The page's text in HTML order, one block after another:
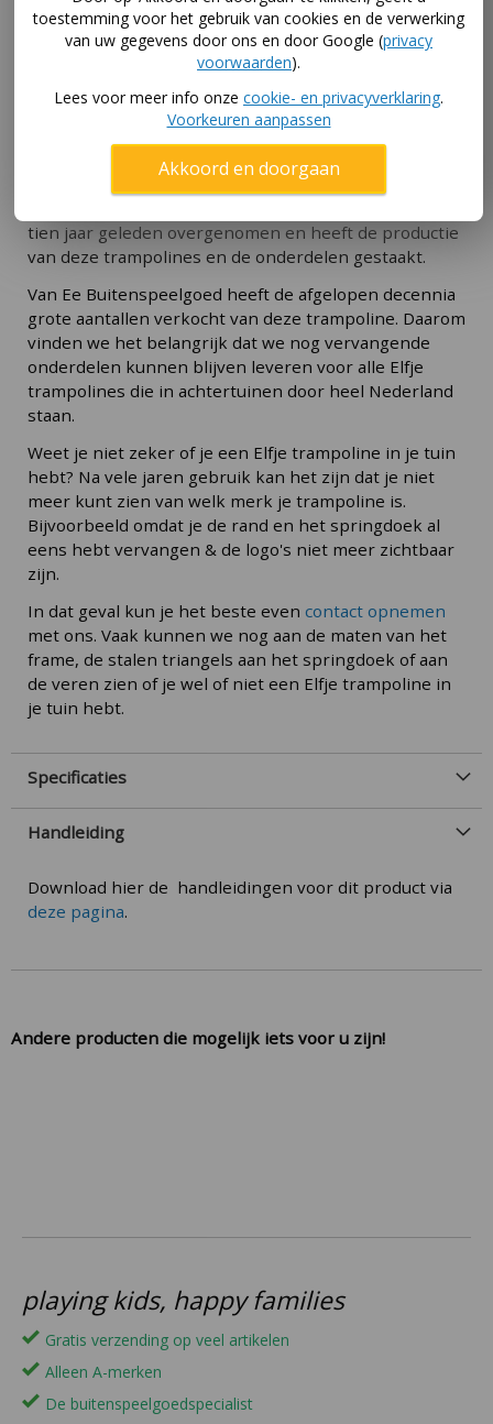
Zo zag een Elfje trampoline
er uit
Elfje logo op rand
trampoline
De Elfje trampolines zijn jarenlang geproduceerd door
tien jaar geleden overgenomen en heeft de productie
van deze trampolines en de onderdelen gestaakt.
Van Ee Buitenspeelgoed heeft de afgelopen decennia
grote aantallen verkocht van deze trampoline. Daarom
vinden we het belangrijk dat we nog vervangende
onderdelen kunnen blijven leveren voor alle Elfje
trampolines die in achtertuinen door heel Nederland
staan.
Weet je niet zeker of je een Elfje trampoline in je tuin
hebt? Na vele jaren gebruik kan het zijn dat je niet
meer kunt zien van welk merk je trampoline is.
Bijvoorbeeld omdat je de rand en het springdoek al
eens hebt vervangen & de logo's niet meer zichtbaar
zijn.
In dat geval kun je het beste even contact opnemen
met ons. Vaak kunnen we nog aan de maten van het
frame, de stalen triangels aan het springdoek of aan
de veren zien of je wel of niet een Elfje trampoline in
je tuin hebt.
Specificaties
Handleiding
Download hier de handleidingen voor dit product via
deze pagina.
Andere producten die mogelijk iets voor u zijn!
playing kids, happy families
Gratis verzending op veel artikelen
Alleen A-merken
De buitenspeelgoedspecialist
toestemming voor het gebruik van cookies en de verwerking
van uw gegevens door ons en door Google (privacy
voorwaarden).
Lees voor meer info onze cookie- en privacyverklaring.
Voorkeuren aanpassen
Akkoord en doorgaan